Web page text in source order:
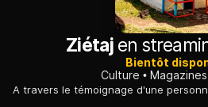
Ziétajen
Bientôt
Culture